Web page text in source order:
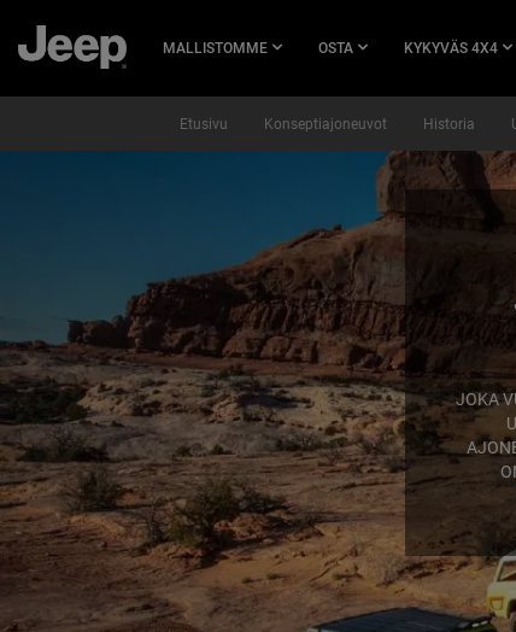
PÄÄSISÄLTÖÖNMALLISTOMME OSTA KYKYVÄS 4X4
Etusivu Konseptiajoneuvot Historia
JOKA